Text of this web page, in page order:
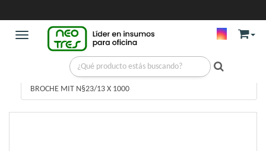
Toggle navigation
BROCHE P/ABROCHADORA /
BROCHE MIT N§23/13 X 1000